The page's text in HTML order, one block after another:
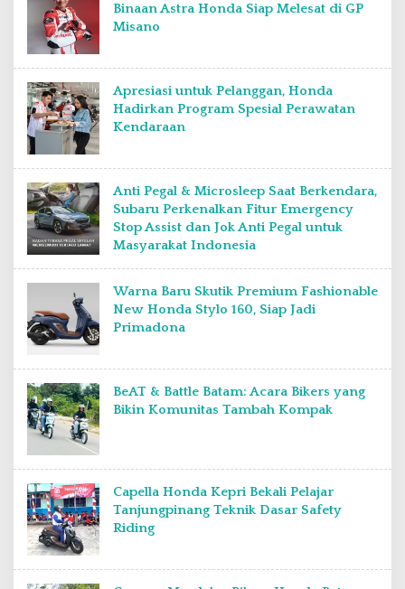
Binaan Astra Honda Siap Melesat di GP
Misano
Apresiasi untuk Pelanggan, Honda
Hadirkan Program Spesial Perawatan
Kendaraan
Anti Pegal & Microsleep Saat Berkendara,
Subaru Perkenalkan Fitur Emergency
Stop Assist dan Jok Anti Pegal untuk
Masyarakat Indonesia
Warna Baru Skutik Premium Fashionable
New Honda Stylo 160, Siap Jadi
Primadona
BeAT & Battle Batam: Acara Bikers yang
Bikin Komunitas Tambah Kompak
Capella Honda Kepri Bekali Pelajar
Tanjungpinang Teknik Dasar Safety
Riding